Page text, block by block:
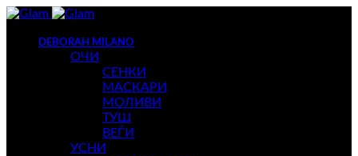
DEBORAH MILANO
ОЧИ
СЕНКИ
МАСКАРИ
МОЛИВИ
ТУШ
ВЕЃИ
УСНИ